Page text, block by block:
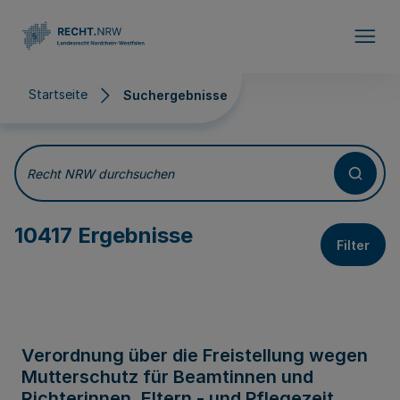
Startseite Suchergebnisse
Suchergebnisse
Recht NRW durchsuchen
10417 Ergebnisse Filter
Verordnung über die Freistellung wegen
Mutterschutz für Beamtinnen und